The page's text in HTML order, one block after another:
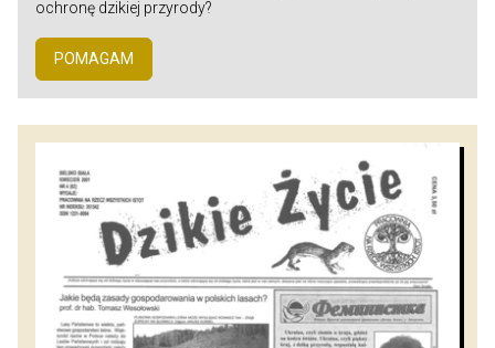
ochronę dzikiej przyrody?
POMAGAM